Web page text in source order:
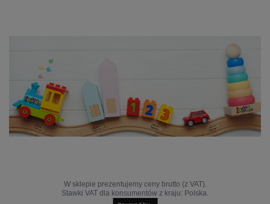
W sklepie prezentujemy ceny brutto (z VAT).
Stawki VAT dla konsumentów z kraju: Polska.